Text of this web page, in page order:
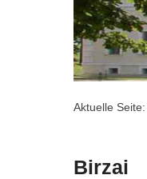
Aktuelle Seite:
Birzai